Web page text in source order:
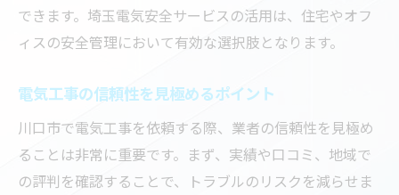
できます。埼玉電気安全サービスの活用は、住宅やオフ
ィスの安全管理において有効な選択肢となります。
電気工事の信頼性を見極めるポイント
川口市で電気工事を依頼する際、業者の信頼性を見極め
ることは非常に重要です。まず、実績や口コミ、地域で
の評判を確認することで、トラブルのリスクを減らせま